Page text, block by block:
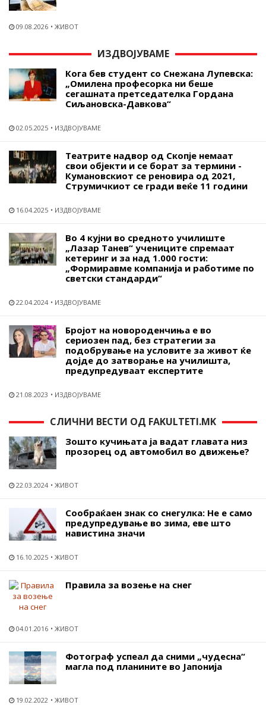
09.08.2026 ЖИВОТ
ИЗДВОЈУВАМЕ
Кога бев студент со Снежана Лупевска:
„Омилена професорка ни беше
сегашната претседателка Гордана
Сиљановска-Давкова“
02.05.2025 ИЗДВОЈУВАМЕ
Театрите надвор од Скопје немаат
свои објекти и се борат за термини -
Кумановскиот се реновира од 2021,
Струмичкиот се гради веќе 11 години
16.04.2025 ИЗДВОЈУВАМЕ
Во 4 кујни во средното училиште
„Лазар Танев“ учениците спремаат
кетеринг и за над 1.000 гости:
„Формиравме компанија и работиме по
светски стандарди“
22.04.2024 ИЗДВОЈУВАМЕ
Бројот на новороденчиња е во
сериозен пад, без стратегии за
подобрување на условите за живот ќе
дојде до затворање на училишта,
предупредуваат експертите
21.08.2023 ИЗДВОЈУВАМЕ
СЛИЧНИ ВЕСТИ ОД FAKULTETI.MK
Зошто кучињата ја вадат главата низ
прозорец од автомобил во движење?
22.03.2024 ЖИВОТ
Сообраќаен знак со снегулка: Не е само
предупредување во зима, еве што
навистина значи
16.10.2025 ЖИВОТ
Правила за возење на снег
04.01.2016 ЖИВОТ
Фотограф успеал да сними „чудесна“
магла под планините во Јапонија
19.02.2022 ЖИВОТ